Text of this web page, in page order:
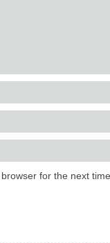
for the next